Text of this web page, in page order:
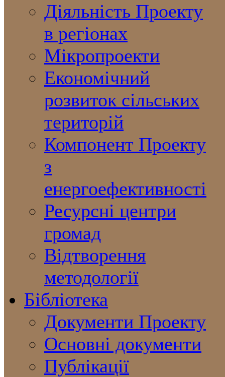
Діяльність Проекту
в регіонах
Мікропроекти
Економічний
розвиток сільських
територій
Компонент Проекту
з
енергоефективності
Ресурсні центри
громад
Відтворення
методології
Бібліотека
Документи Проекту
Основні документи
Публікації